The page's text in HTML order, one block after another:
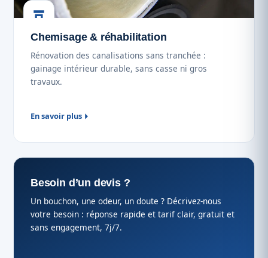
Chemisage & réhabilitation
Rénovation des canalisations sans tranchée :
gainage intérieur durable, sans casse ni gros
travaux.
En savoir plus
Besoin d’un devis ?
Un bouchon, une odeur, un doute ? Décrivez-nous
votre besoin : réponse rapide et tarif clair, gratuit et
sans engagement, 7j/7.